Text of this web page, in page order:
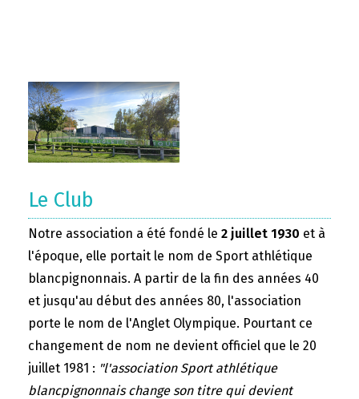
Le Club
Notre association a été fondé le 2 juillet 1930 et à
l'époque, elle portait le nom de Sport athlétique
blancpignonnais. A partir de la fin des années 40
et jusqu'au début des années 80, l'association
porte le nom de l'Anglet Olympique. Pourtant ce
changement de nom ne devient officiel que le 20
juillet 1981 : "l'association Sport athlétique
blancpignonnais change son titre qui devient